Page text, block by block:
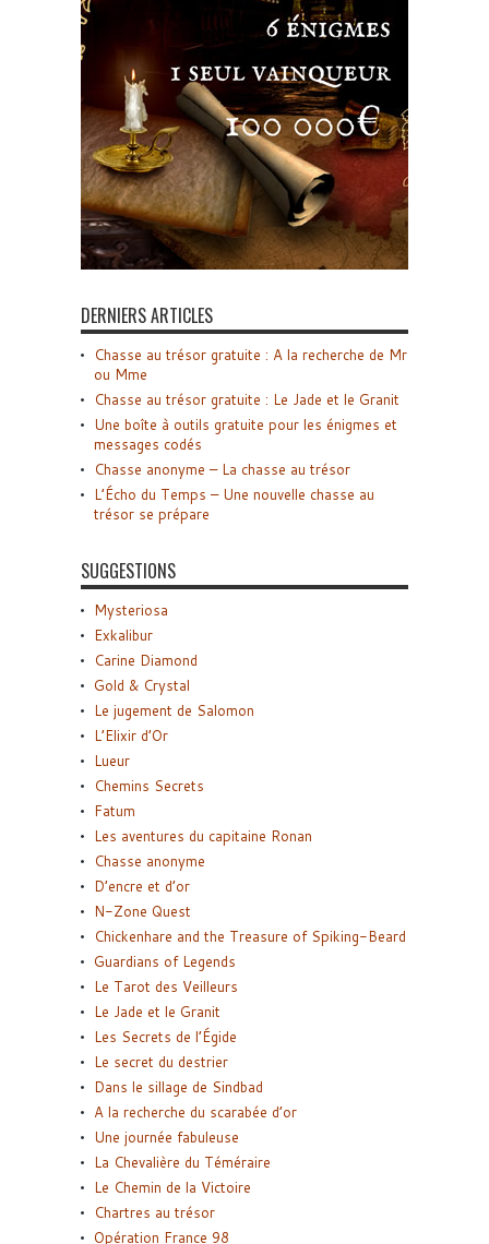
DERNIERS ARTICLES
Chasse au trésor gratuite : A la recherche de Mr
ou Mme
Chasse au trésor gratuite : Le Jade et le Granit
Une boîte à outils gratuite pour les énigmes et
messages codés
Chasse anonyme – La chasse au trésor
L’Écho du Temps – Une nouvelle chasse au
trésor se prépare
SUGGESTIONS
Mysteriosa
Exkalibur
Carine Diamond
Gold & Crystal
Le jugement de Salomon
L’Elixir d’Or
Lueur
Chemins Secrets
Fatum
Les aventures du capitaine Ronan
Chasse anonyme
D’encre et d’or
N-Zone Quest
Chickenhare and the Treasure of Spiking-Beard
Guardians of Legends
Le Tarot des Veilleurs
Le Jade et le Granit
Les Secrets de l’Égide
Le secret du destrier
Dans le sillage de Sindbad
A la recherche du scarabée d’or
Une journée fabuleuse
La Chevalière du Téméraire
Le Chemin de la Victoire
Chartres au trésor
Opération France 98